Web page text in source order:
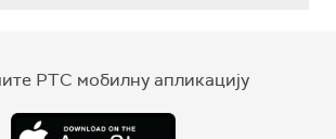
РТС мобилну апликацију